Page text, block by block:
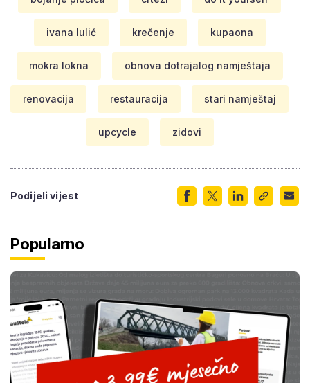
ivana lulić krečenje kupaona
mokra lokna obnova dotrajalog namještaja
renovacija restauracija stari namještaj
upcycle zidovi
Podijeli vijest
Popularno